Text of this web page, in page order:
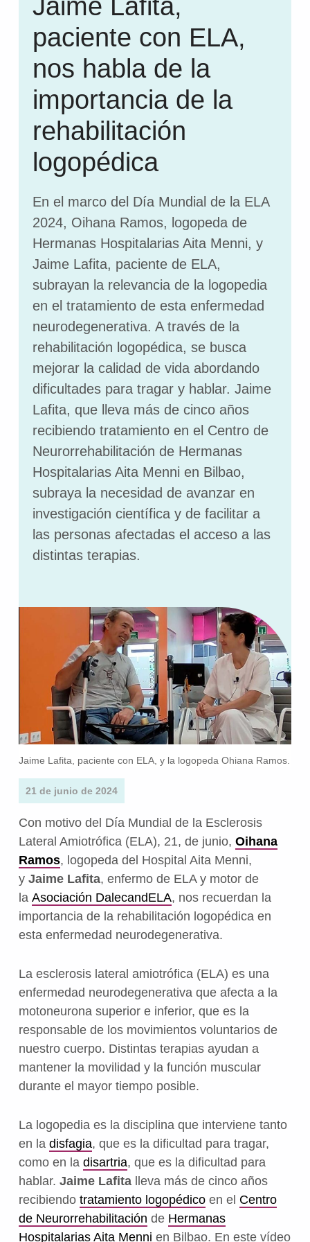
Jaime Lafita,
paciente con ELA,
nos habla de la
importancia de la
rehabilitación
logopédica
En el marco del Día Mundial de la ELA
2024, Oihana Ramos, logopeda de
Hermanas Hospitalarias Aita Menni, y
Jaime Lafita, paciente de ELA,
subrayan la relevancia de la logopedia
en el tratamiento de esta enfermedad
neurodegenerativa. A través de la
rehabilitación logopédica, se busca
mejorar la calidad de vida abordando
dificultades para tragar y hablar. Jaime
Lafita, que lleva más de cinco años
recibiendo tratamiento en el Centro de
Neurorrehabilitación de Hermanas
Hospitalarias Aita Menni en Bilbao,
subraya la necesidad de avanzar en
investigación científica y de facilitar a
las personas afectadas el acceso a las
distintas terapias.
Jaime Lafita, paciente con ELA, y la logopeda Ohiana Ramos.
21 de junio de 2024
Con motivo del Día Mundial de la Esclerosis
Lateral Amiotrófica (ELA), 21, de junio, Oihana
Ramos, logopeda del Hospital Aita Menni,
y Jaime Lafita, enfermo de ELA y motor de
la Asociación DalecandELA, nos recuerdan la
importancia de la rehabilitación logopédica en
esta enfermedad neurodegenerativa.
La esclerosis lateral amiotrófica (ELA) es una
enfermedad neurodegenerativa que afecta a la
motoneurona superior e inferior, que es la
responsable de los movimientos voluntarios de
nuestro cuerpo. Distintas terapias ayudan a
mantener la movilidad y la función muscular
durante el mayor tiempo posible.
La logopedia es la disciplina que interviene tanto
en la disfagia, que es la dificultad para tragar,
como en la disartria, que es la dificultad para
hablar. Jaime Lafitalleva más de cinco años
recibiendo tratamiento logopédicoen el Centro
de Neurorrehabilitación de Hermanas
Hospitalarias Aita Menni en Bilbao. En este vídeo